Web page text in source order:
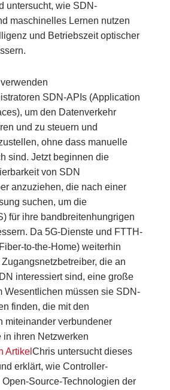
untersucht, wie SDN-
maschinelles Lernen nutzen
und Betriebszeit optischer
SDN-APIs (Application
um den Datenverkehr
und zu steuern und
ohne dass manuelle
sind. Jetzt beginnen die
von SDN
anzuziehen, die nach einer
suchen, um die
für ihre bandbreitenhungrigen
Da 5G-Dienste und FTTH-
to-the-Home) weiterhin
die an
interessiert sind, eine große
Wesentlichen müssen sie SDN-
finden, die mit den
miteinander verbundener
ihren Netzwerken
ArtikelChris untersucht dieses
erklärt, wie Controller-
Open-Source-Technologien der